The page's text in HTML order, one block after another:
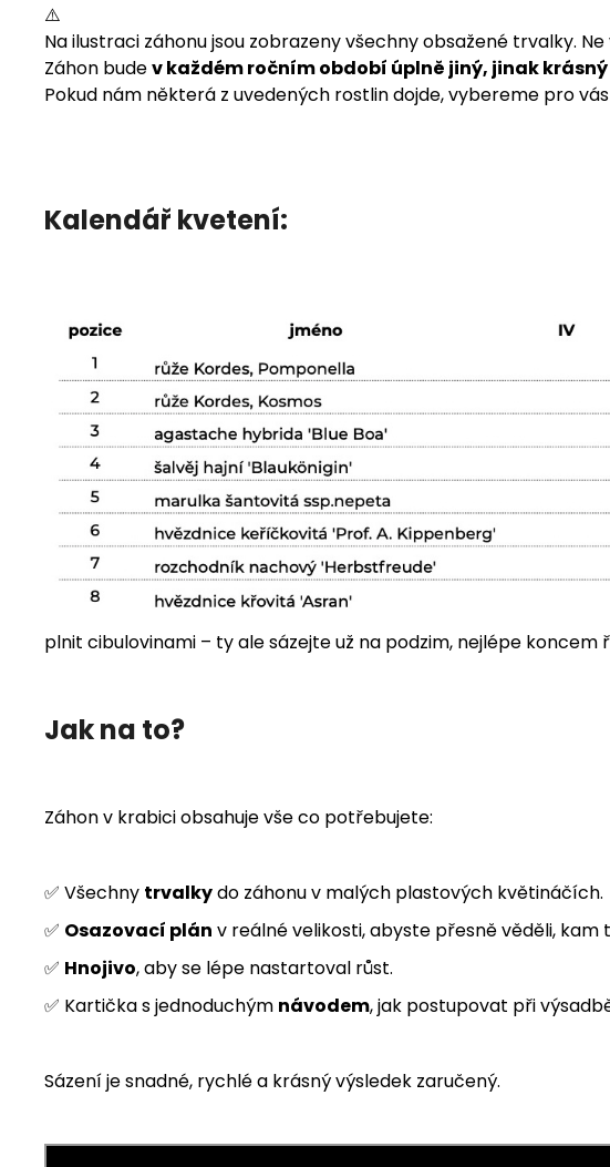
⚠️
Na ilustraci záhonu jsou zobrazeny všechny obsažené trvalky.
Záhon budev každém ročním období úplně jiný, jinak
Pokud nám některá z uvedených rostlin dojde, vybereme pro
Kalendář kvetení:
plnit cibulovinami – ty ale sázejte už na podzim, nejlépe koncem
Jak na to?
Záhon v krabici obsahuje vše co potřebujete:
✅ Všechny trvalkydo záhonu v malých plastových květináčích.
✅ Osazovací plán v reálné velikosti, abyste přesně věděli, kam
✅ Hnojivo, aby se lépe nastartoval růst.
✅ Kartička s jednoduchým návodem, jak postupovat při
Sázení je snadné, rychlé a krásný výsledek zaručený.